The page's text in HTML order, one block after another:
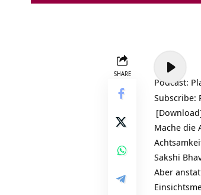
SHARE
Audio-
Player
Podcast:
Subscribe:
Mache die
Sakshi
Aber